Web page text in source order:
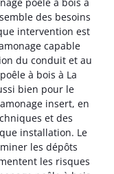
des besoins
intervention est
capable
du conduit et au
à bois à La
bien pour le
insert, en
et des
installation. Le
les dépôts
les risques